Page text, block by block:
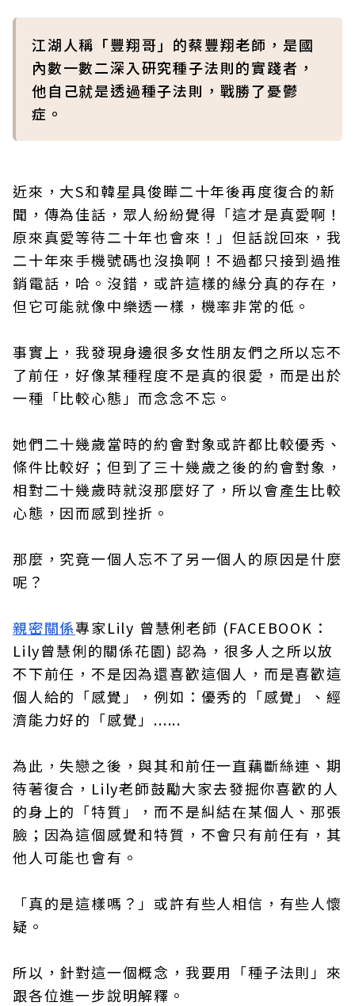
江湖人稱「豐翔哥」的蔡豐翔老師，是國
內數一數二深入研究種子法則的實踐者，
他自己就是透過種子法則，戰勝了憂鬱
症。
近來，大S和韓星具俊瞱二十年後再度復合的新
聞，傳為佳話，眾人紛紛覺得「這才是真愛啊！
原來真愛等待二十年也會來！」但話說回來，我
二十年來手機號碼也沒換啊！不過都只接到過推
銷電話，哈。沒錯，或許這樣的緣分真的存在，
但它可能就像中樂透一樣，機率非常的低。
事實上，我發現身邊很多女性朋友們之所以忘不
了前任，好像某種程度不是真的很愛，而是出於
一種「比較心態」而念念不忘。
她們二十幾歲當時的約會對象或許都比較優秀、
條件比較好；但到了三十幾歲之後的約會對象，
相對二十幾歲時就沒那麼好了，所以會產生比較
心態，因而感到挫折。
那麼，究竟一個人忘不了另一個人的原因是什麼
呢？
親密關係專家Lily 曾慧俐老師 (FACEBOOK：
Lily曾慧俐的關係花園) 認為，很多人之所以放
不下前任，不是因為還喜歡這個人，而是喜歡這
個人給的「感覺」，例如：優秀的「感覺」、經
濟能力好的「感覺」......
為此，失戀之後，與其和前任一直藕斷絲連、期
待著復合，Lily老師鼓勵大家去發掘你喜歡的人
的身上的「特質」，而不是糾結在某個人、那張
臉；因為這個感覺和特質，不會只有前任有，其
他人可能也會有。
「真的是這樣嗎？」或許有些人相信，有些人懷
疑。
所以，針對這一個概念，我要用「種子法則」來
跟各位進一步說明解釋。